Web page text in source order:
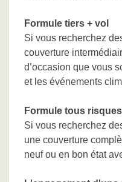
Formule tiers + vol
Si vous recherchez
couverture
d’occasion que vous
et les événements
Formule tous risques
Si vous recherchez
une couverture
neuf ou en bon état